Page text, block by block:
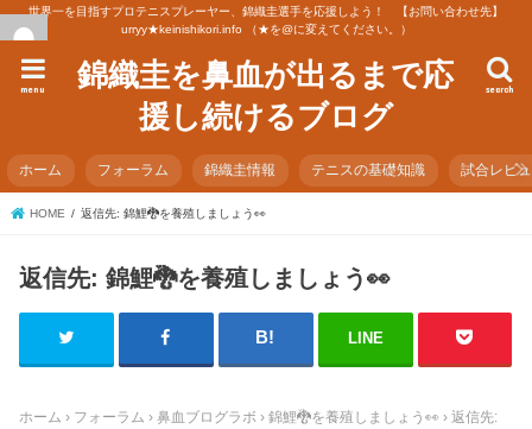
世界一を目指すプロテニスプレーヤー、錦織圭選手を応援しよう！ 【お問い合わせ先】
urryy★keinishikori.info （★を@に変えてください。）
錦織圭を鼻血が出るまで応
援し続けるブログ
search
menu
ホーム フォーラム 錦織圭情報 テニスの基礎知識 試合レビ
HOME 返信先: 錦鯉🐉を養殖しましょう👀
返信先: 錦鯉🐉を養殖しましょう👀
LINE
ホーム › フォーラム › 鼻血ブログラボ › 錦鯉🐉を養殖しましょう👀 › 返信先: